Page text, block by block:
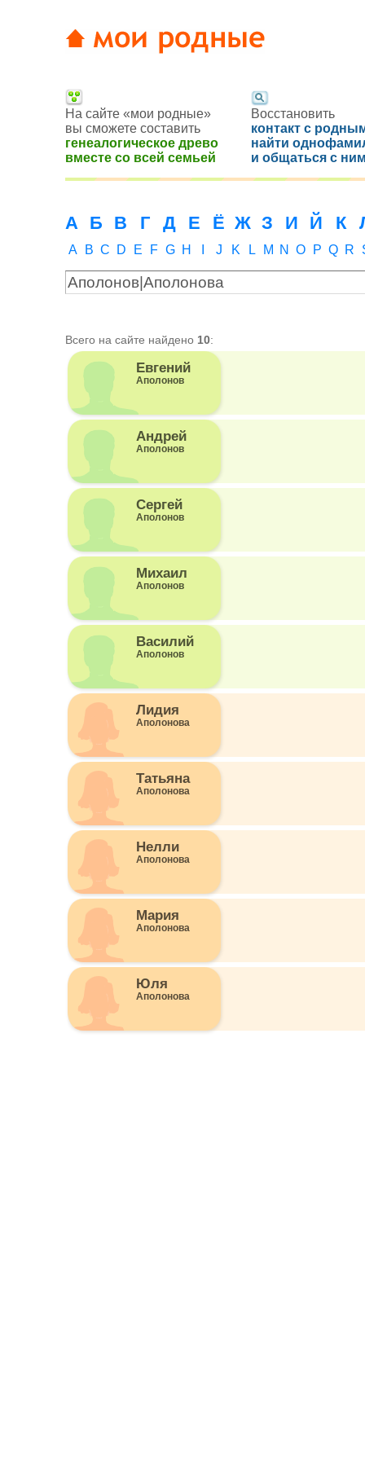
На сайте «мои родные»
вы сможете составить
генеалогическое древо
вместе со всей семьей
Восстановить
контакт с
найти
и общаться с
А Б В Г Д Е Ё Ж З И Й К
A B C D E F G H J K L M N O P Q R
Всего на сайте найдено 10:
Евгений
Аполонов
Андрей
Аполонов
Сергей
Аполонов
Михаил
Аполонов
Василий
Аполонов
Лидия
Аполонова
Татьяна
Аполонова
Нелли
Аполонова
Мария
Аполонова
Юля
Аполонова